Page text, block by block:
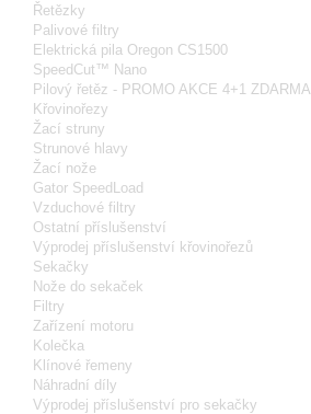
Řetězky
Palivové filtry
Elektrická pila Oregon CS1500
SpeedCut™ Nano
Pilový řetěz - PROMO AKCE 4+1 ZDARMA
Křovinořezy
Žací struny
Strunové hlavy
Žací nože
Gator SpeedLoad
Vzduchové filtry
Ostatní příslušenství
Výprodej příslušenství křovinořezů
Sekačky
Nože do sekaček
Filtry
Zařízení motoru
Kolečka
Klínové řemeny
Náhradní díly
Výprodej příslušenství pro sekačky